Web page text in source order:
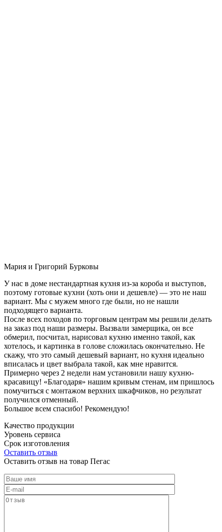
Мария и Григорий Бурковы
У нас в доме нестандартная кухня из-за короба и выступов,
поэтому готовые кухни (хоть они и дешевле) — это не наш
вариант. Мы с мужем много где были, но не нашли
подходящего варианта.
После всех походов по торговым центрам мы решили делать
на заказ под наши размеры. Вызвали замерщика, он все
обмерил, посчитал, нарисовал кухню именно такой, как
хотелось, и картинка в голове сложилась окончательно. Не
скажу, что это самый дешевый вариант, но кухня идеально
вписалась и цвет выбрала такой, как мне нравится.
Примерно через 2 недели нам установили нашу кухню-
красавицу! «Благодаря» нашим кривым стенам, им пришлось
помучиться с монтажом верхних шкафчиков, но результат
получился отменный.
Большое всем спасибо! Рекомендую!
Качество продукции
Уровень сервиса
Срок изготовления
Оставить отзыв
Оставить отзыв на товар Пегас